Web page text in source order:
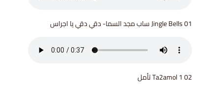
01 Jingle Bells ساب مجد السما- دقي دقي يا اجراس
02 Ta2amol 1 تأمل